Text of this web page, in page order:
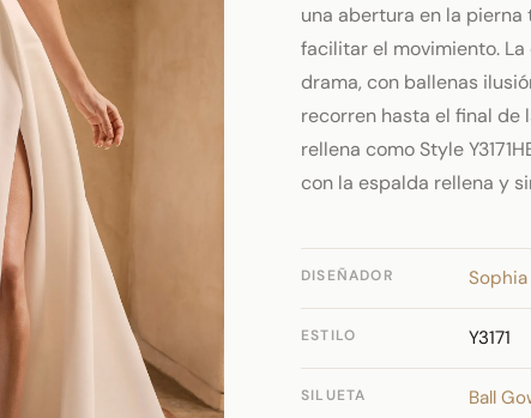
una abertura en la
facilitar el movimiento.
drama, con ballenas
recorren hasta el final de
rellena como Style
con la espalda rellena y
DISEÑADOR Sophia
ESTILO Y3171
SILUETA Ball